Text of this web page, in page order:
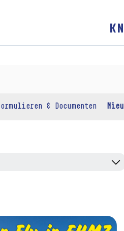
& Documenten